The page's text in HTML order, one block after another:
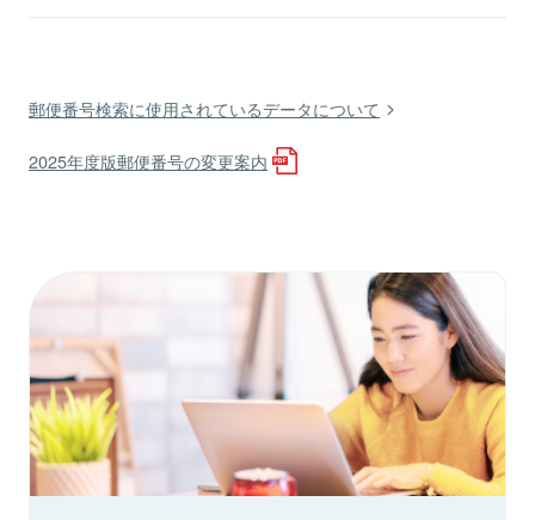
郵便番号検索に使用されているデータについて
2025年度版郵便番号の変更案内